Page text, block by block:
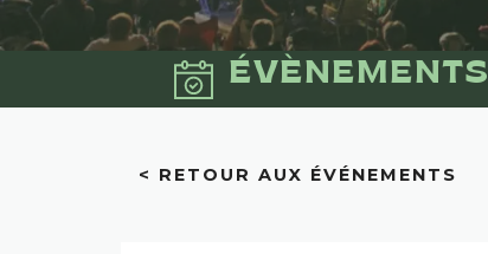
ÉVÈNEMENTS
< RETOUR AUX ÉVÉNEMENTS